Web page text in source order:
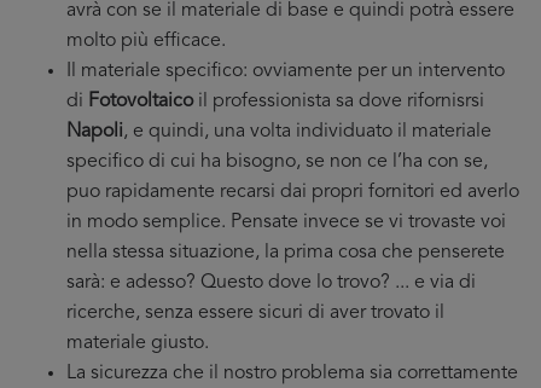
avrà con se il materiale di base e quindi potrà essere
molto più efficace.
Il materiale specifico: ovviamente per un intervento
di Fotovoltaicoil professionista sa dove rifornisrsi
Napoli, e quindi, una volta individuato il materiale
specifico di cui ha bisogno, se non ce l’ha con se,
puo rapidamente recarsi dai propri fornitori ed averlo
in modo semplice. Pensate invece se vi trovaste voi
nella stessa situazione, la prima cosa che penserete
sarà: e adesso? Questo dove lo trovo? ... e via di
ricerche, senza essere sicuri di aver trovato il
materiale giusto.
La sicurezza che il nostro problema sia correttamente